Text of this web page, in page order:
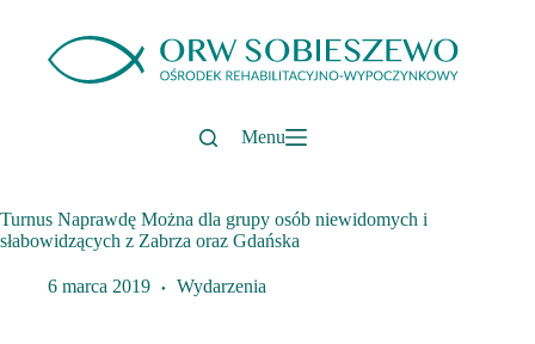
Menu
Turnus Naprawdę Można dla grupy osób niewidomych i
słabowidzących z Zabrza oraz Gdańska
6 marca 2019 Wydarzenia